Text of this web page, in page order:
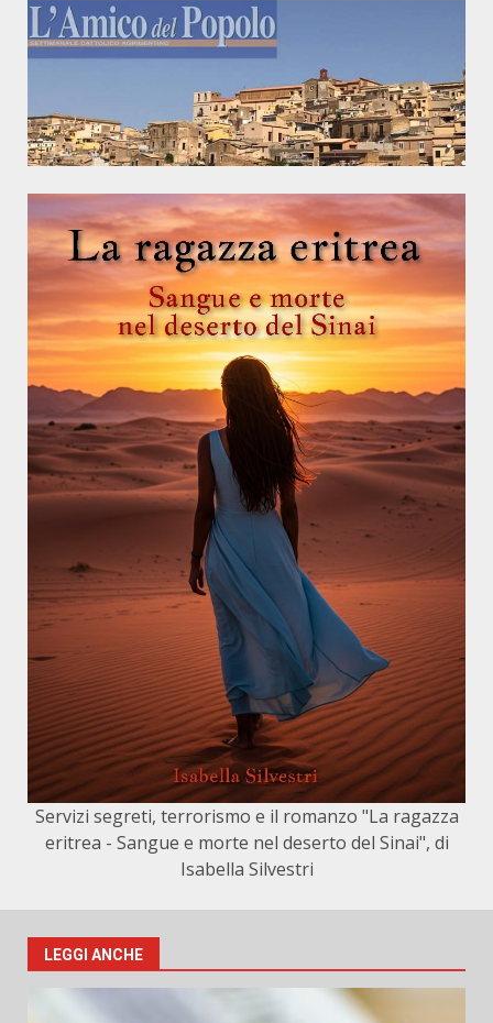
Servizi segreti, terrorismo e il romanzo "La ragazza
eritrea - Sangue e morte nel deserto del Sinai", di
Isabella Silvestri
LEGGI ANCHE